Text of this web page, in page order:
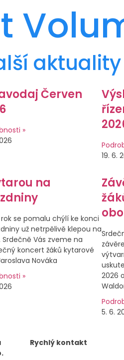
aktuality
Červen
»
19. 6.
na
rok se pomalu chýlí ke konci
už netrpělivě klepou na
Srdečně Vás zveme na
koncert žáků kytarové
Nováka
»
2026
5. 6.
Rychlý kontakt